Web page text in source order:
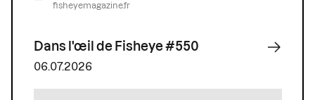
fisheyemagazine.fr
Dans l'œil de Fisheye #550
06.07.2026